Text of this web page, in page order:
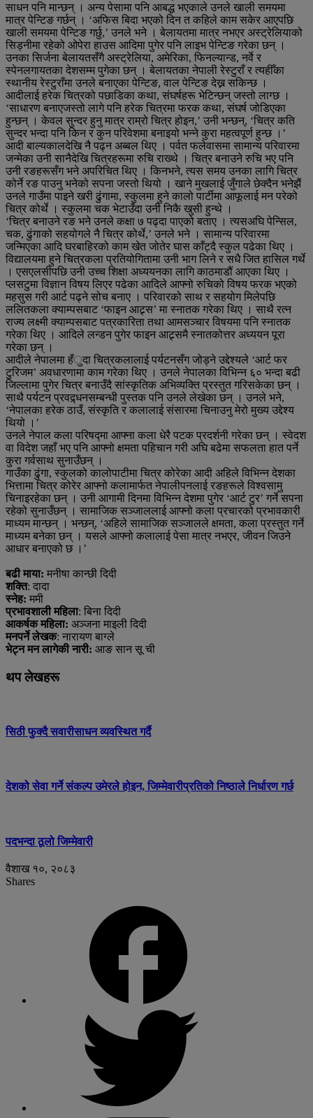
साधन पनि मान्छन् । अन्य पेसामा पनि आबद्ध भएकाले उनले खाली समयमा
मात्र पेन्टिङ गर्छन् । ‘अफिस बिदा भएको दिन त कहिले काम सकेर आएपछि
खाली समयमा पेन्टिङ गर्छु,’ उनले भने । बेलायतमा मात्र नभएर अस्ट्रेलियाको
सिड्नीमा रहेको ओपेरा हाउस आदिमा पुगेर पनि लाइभ पेन्टिङ गरेका छन् ।
उनका सिर्जना बेलायतसँगै अस्ट्रेलिया, अमेरिका, फिनल्यान्ड, नर्वे र
स्पेनलगायतका देशसम्म पुगेका छन् । बेलायतका नेपाली रेस्टुराँ र त्यहीँका
स्थानीय रेस्टुराँमा उनले बनाएका पेन्टिङ, वाल पेन्टिङ देख्न सकिन्छ ।
आदीलाई हरेक चित्रको पछाडिका कथा, संघर्षहरू भेटिन्छन् जस्तो लाग्छ ।
‘साधारण बनाएजस्तो लागे पनि हरेक चित्रमा फरक कथा, संघर्ष जोडिएका
हुन्छन् । केवल सुन्दर हुनु मात्र राम्रो चित्र होइन,’ उनी भन्छन्, ‘चित्र कति
सुन्दर भन्दा पनि किन र कुन परिवेशमा बनाइयो भन्ने कुरा महत्वपूर्ण हुन्छ ।’
आदी बाल्यकालदेखि नै पढ्न अब्बल थिए । पर्वत फलेवासमा सामान्य परिवारमा
जन्मेका उनी सानैदेखि चित्रहरूमा रुचि राख्थे । चित्र बनाउने रुचि भए पनि
उनी रङहरूसँग भने अपरिचित थिए । किनभने, त्यस समय उनका लागि चित्र
कोर्ने रङ पाउनु भनेको सपना जस्तो थियो । खाने मुखलाई जुँगाले छेक्दैन भनेझैं
उनले गाउँमा पाइने खरी ढुंगामा, स्कुलमा हुने कालो पार्टीमा आफूलाई मन परेको
चित्र कोर्थे । स्कुलमा चक भेटाउँदा उनी निकै खुसी हुन्थे ।
‘चित्र बनाउने रङ भने उनले कक्षा ७ पढ्दा पाएको बताए । त्यसअघि पेन्सिल,
चक, ढुंगाको सहयोगले नै चित्र कोर्थे,’ उनले भने । सामान्य परिवारमा
जन्मिएका आदि घरबाहिरको काम खेत जोतेर घास काँट्दै स्कुल पढेका थिए ।
विद्यालयमा हुने चित्रकला प्रतियोगितामा उनी भाग लिने र सधै जित हासिल गर्थे
। एसएलसीपछि उनी उच्च शिक्षा अध्ययनका लागि काठमाडौं आएका थिए ।
प्लसटुमा विज्ञान विषय लिएर पढेका आदिले आफ्नो रुचिको विषय फरक भएको
महसुस गरी आर्ट पढ्ने सोच बनाए । परिवारको साथ र सहयोग मिलेपछि
ललितकला क्याम्पसबाट ‘फाइन आट्र्स’ मा स्नातक गरेका थिए । साथै रत्न
राज्य लक्ष्मी क्याम्पसबाट पत्रकारिता तथा आमसञ्चार विषयमा पनि स्नातक
गरेका थिए । आदिले लन्डन पुगेर फाइन आट्र्समै स्नातकोत्तर अध्ययन पूरा
गरेका छन् ।
आदीले नेपालमा हँुदा चित्रकलालाई पर्यटनसँग जोड्ने उद्देश्यले ‘आर्ट फर
टुरिजम’ अवधारणामा काम गरेका थिए । उनले नेपालका विभिन्न ६० भन्दा बढी
जिल्लामा पुगेर चित्र बनाउँदै सांस्कृतिक अभिव्यक्ति प्रस्तुत गरिसकेका छन् ।
साथै पर्यटन प्रवद्र्धनसम्बन्धी पुस्तक पनि उनले लेखेका छन् । उनले भने,
‘नेपालका हरेक ठाउँ, संस्कृति र कलालाई संसारमा चिनाउनु मेरो मुख्य उद्देश्य
थियो ।’
उनले नेपाल कला परिषद्मा आफ्ना कला धेरै पटक प्रदर्शनी गरेका छन् । स्वेदश
वा विदेश जहाँ भए पनि आफ्नो क्षमता पहिचान गरी अघि बढेमा सफलता हात पर्ने
कुरा गर्वसाथ सुनाउँछन् ।
गाउँका ढुंगा, स्कुलको कालोपाटीमा चित्र कोरेका आदी अहिले विभिन्न देशका
भित्तामा चित्र कोरेर आफ्नो कलामार्फत नेपालीपनलाई रङहरूले विश्वसामु
चिनाइरहेका छन् । उनी आगामी दिनमा विभिन्न देशमा पुगेर ‘आर्ट टुर’ गर्ने सपना
रहेको सुनाउँछन् । सामाजिक सञ्जाललाई आफ्नो कला प्रचारको प्रभावकारी
माध्यम मान्छन् । भन्छन्, ‘अहिले सामाजिक सञ्जालले क्षमता, कला प्रस्तुत गर्ने
माध्यम बनेका छन् । यसले आफ्नो कलालाई पेसा मात्र नभएर, जीवन जिउने
आधार बनाएको छ ।’
बढी माया: मनीषा कान्छी दिदी
शक्ति: दादा
स्नेह: ममी
प्रभावशाली महिला: बिना दिदी
आकर्षक महिला: अञ्जना माइली दिदी
मनपर्ने लेखक: नारायण बाग्ले
भेट्न मन लागेकी नारी: आङ सान सू ची
थप लेखहरू
सिठी फुक्दै सवारीसाधन व्यवस्थित गर्दै
देशको सेवा गर्ने संकल्प उमेरले होइन, जिम्मेवारीप्रतिको निष्ठाले निर्धारण गर्छ
पदभन्दा ठूलो जिम्मेवारी
वैशाख १०, २०८३
Shares